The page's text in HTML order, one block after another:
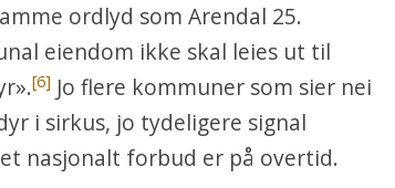
ordlyd som Arendal 25.
eiendom ikke skal leies ut til
[6] Jo flere kommuner som sier nei
i sirkus, jo tydeligere signal
nasjonalt forbud er på overtid.